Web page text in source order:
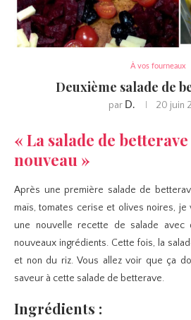
À vos fourneaux
Deuxième salade de
par D. 20 juin
« La salade de
nouveau »
Après une première salade de
maïs, tomates cerise et olives noires, je
une nouvelle recette de salade avec
nouveaux ingrédients. Cette fois, la
et non du riz. Vous allez voir que ça
saveur à cette salade de betterave.
Ingrédients :